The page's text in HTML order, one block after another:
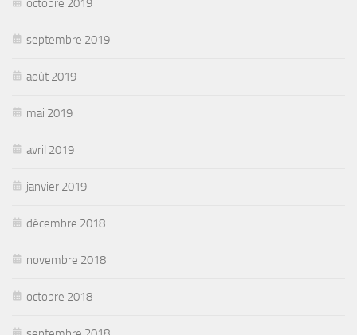
octobre 2019
septembre 2019
août 2019
mai 2019
avril 2019
janvier 2019
décembre 2018
novembre 2018
octobre 2018